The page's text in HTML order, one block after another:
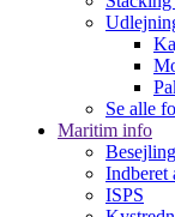
Se alle
Maritim info
Indberet
ISPS